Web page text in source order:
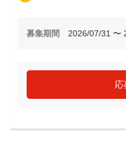
募集期間 2026/07/31 〜
応